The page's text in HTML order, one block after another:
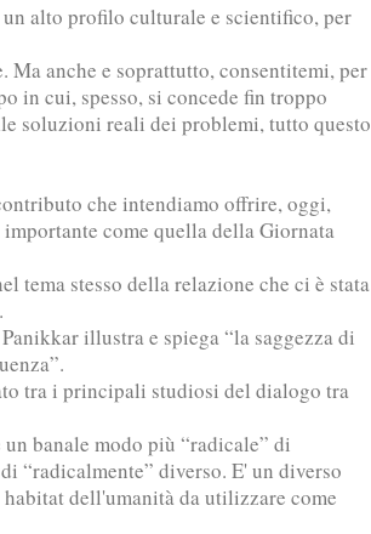
alto profilo culturale e scientifico, per
anche e soprattutto, consentitemi, per
in cui, spesso, si concede fin troppo
soluzioni reali dei problemi, tutto questo
che intendiamo offrire, oggi,
come quella della Giornata
tema stesso della relazione che ci è stata
illustra e spiega “la saggezza di
tra i principali studiosi del dialogo tra
banale modo più “radicale” di
“radicalmente” diverso. E' un diverso
dell'umanità da utilizzare come